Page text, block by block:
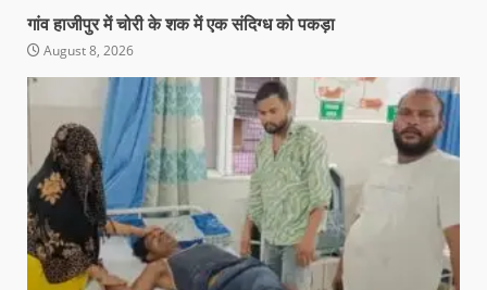
गांव हाजीपुर में चोरी के शक में एक संदिग्ध को पकड़ा
August 8, 2026